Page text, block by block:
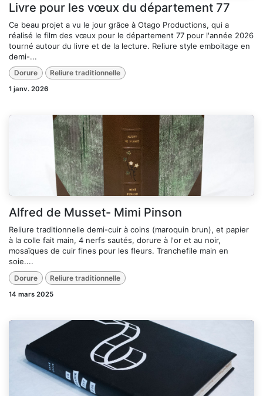
Livre pour les vœux du département 77
Ce beau projet a vu le jour grâce à Otago Productions, qui a
réalisé le film des vœux pour le département 77 pour l'année 2026
tourné autour du livre et de la lecture. Reliure style emboitage en
demi-...
Dorure Reliure traditionnelle
1 janv. 2026
Alfred de Musset- Mimi Pinson
Reliure traditionnelle demi-cuir à coins (maroquin brun), et papier
à la colle fait main, 4 nerfs sautés, dorure à l'or et au noir,
mosaïques de cuir fines pour les fleurs. Tranchefile main en
soie....
Dorure Reliure traditionnelle
14 mars 2025